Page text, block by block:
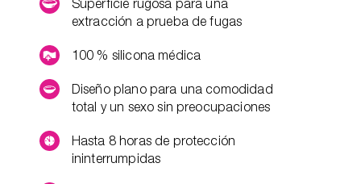
Superficie rugosa para una
extracción a prueba de fugas
100 % silicona médica
Diseño plano para una comodidad
total y un sexo sin preocupaciones
Hasta 8 horas de protección
ininterrumpidas